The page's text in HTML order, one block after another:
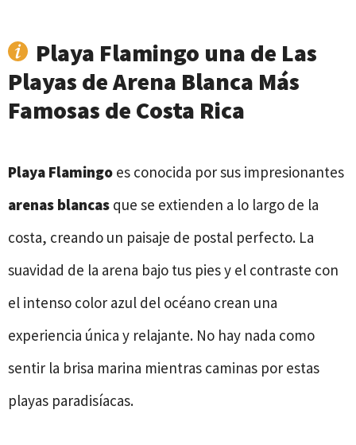
Playa Flamingo una de Las
Playas de Arena Blanca Más
Famosas de Costa Rica
Playa Flamingo es conocida por sus impresionantes
arenas blancas que se extienden a lo largo de la
costa, creando un paisaje de postal perfecto. La
suavidad de la arena bajo tus pies y el contraste con
el intenso color azul del océano crean una
experiencia única y relajante. No hay nada como
sentir la brisa marina mientras caminas por estas
playas paradisíacas.